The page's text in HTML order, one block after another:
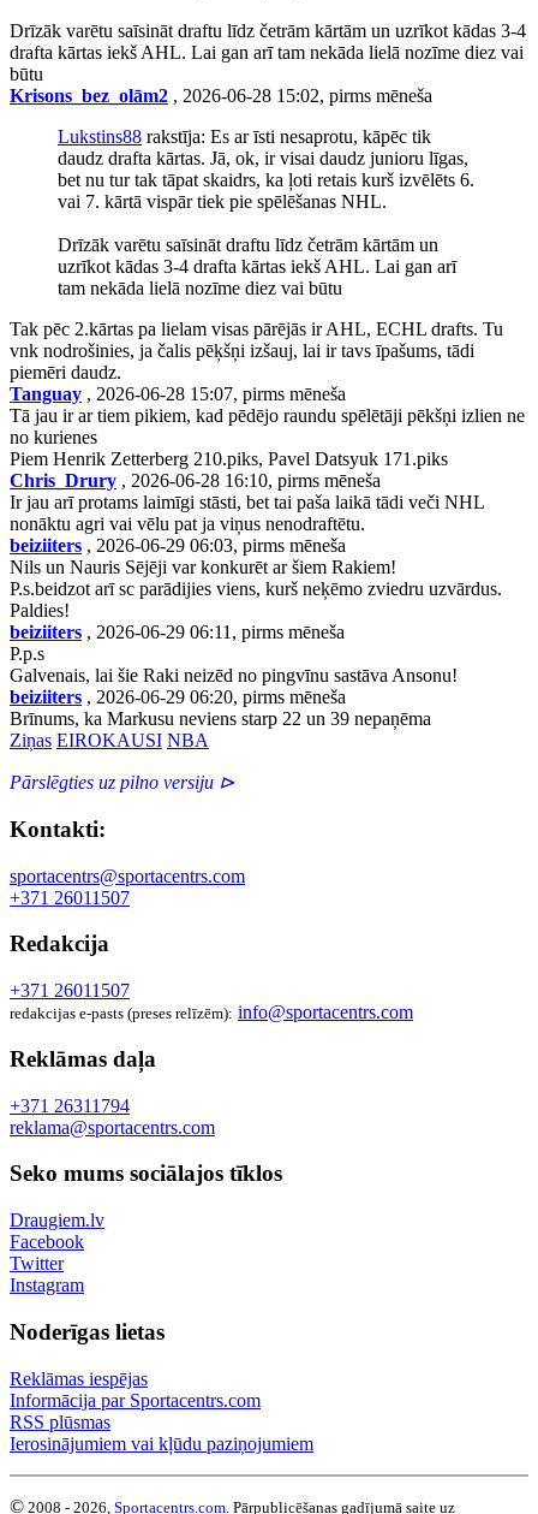
Drīzāk varētu saīsināt draftu līdz četrām kārtām un uzrīkot kādas 3-4
drafta kārtas iekš AHL. Lai gan arī tam nekāda lielā nozīme diez vai
būtu
Krisons_bez_olām2 , 2026-06-28 15:02, pirms mēneša
Lukstins88 rakstīja: Es ar īsti nesaprotu, kāpēc tik
daudz drafta kārtas. Jā, ok, ir visai daudz junioru līgas,
bet nu tur tak tāpat skaidrs, ka ļoti retais kurš izvēlēts 6.
vai 7. kārtā vispār tiek pie spēlēšanas NHL.
Drīzāk varētu saīsināt draftu līdz četrām kārtām un
uzrīkot kādas 3-4 drafta kārtas iekš AHL. Lai gan arī
tam nekāda lielā nozīme diez vai būtu
Tak pēc 2.kārtas pa lielam visas pārējās ir AHL, ECHL drafts. Tu
vnk nodrošinies, ja čalis pēķšņi izšauj, lai ir tavs īpašums, tādi
piemēri daudz.
Tanguay , 2026-06-28 15:07, pirms mēneša
Tā jau ir ar tiem pikiem, kad pēdējo raundu spēlētāji pēkšņi izlien ne
no kurienes
Piem Henrik Zetterberg 210.piks, Pavel Datsyuk 171.piks
Chris_Drury , 2026-06-28 16:10, pirms mēneša
Ir jau arī protams laimīgi stāsti, bet tai paša laikā tādi veči NHL
nonāktu agri vai vēlu pat ja viņus nenodraftētu.
beiziiters , 2026-06-29 06:03, pirms mēneša
Nils un Nauris Sējēji var konkurēt ar šiem Rakiem!
P.s.beidzot arī sc parādijies viens, kurš neķēmo zviedru uzvārdus.
Paldies!
beiziiters , 2026-06-29 06:11, pirms mēneša
P.p.s
Galvenais, lai šie Raki neizēd no pingvīnu sastāva Ansonu!
beiziiters , 2026-06-29 06:20, pirms mēneša
Brīnums, ka Markusu neviens starp 22 un 39 nepaņēma
Ziņas EIROKAUSI NBA
Pārslēgties uz pilno versiju ⊳
Kontakti:
sportacentrs@sportacentrs.com
+371 26011507
Redakcija
+371 26011507
redakcijas e-pasts (preses relīzēm): info@sportacentrs.com
Reklāmas daļa
+371 26311794
reklama@sportacentrs.com
Seko mums sociālajos tīklos
Draugiem.lv
Facebook
Twitter
Instagram
Noderīgas lietas
Reklāmas iespējas
Informācija par Sportacentrs.com
RSS plūsmas
Ierosinājumiem vai kļūdu paziņojumiem
© 2008 - 2026, Sportacentrs.com . Pārpublicēšanas gadījumā saite uz